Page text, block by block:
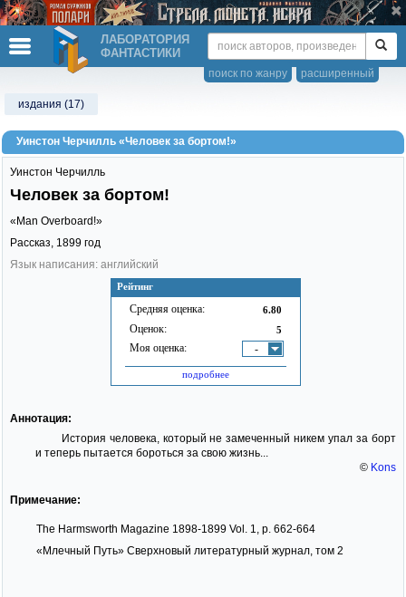
ЛАБОРАТОРИЯ
ФАНТАСТИКИ
расширенный
поиск по жанру
издания (17)
Уинстон Черчилль «Человек за бортом!»
Рейтинг
Средняя оценка: 6.80
Оценок: 5
Моя оценка: -
подробнее
Уинстон Черчилль
Человек за бортом!
«Man Overboard!»
Рассказ, 1899 год
Язык написания: английский
Аннотация:
История человека, который не замеченный никем упал за борт
и теперь пытается бороться за свою жизнь...
© Kons
Примечание:
The Harmsworth Magazine 1898-1899 Vol. 1, p. 662-664
«Млечный Путь» Сверхновый литературный журнал, том 2